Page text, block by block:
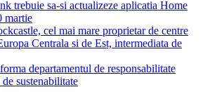
trebuie sa-si actualizeze aplicatia Home
martie
cel mai mare proprietar de centre
Centrala si de Est, intermediata de
departamentul de responsabilitate
sustenabilitate